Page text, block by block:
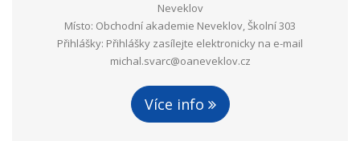
Neveklov
Místo: Obchodní akademie Neveklov, Školní 303
Přihlášky: Přihlášky zasílejte elektronicky na e-mail
michal.svarc@oaneveklov.cz
Více info